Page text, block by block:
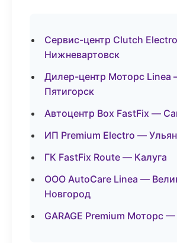
Сервис-центр Clutch
Нижневартовск
Дилер-центр Моторс Linea
Пятигорск
Автоцентр Box FastFix —
ИП Premium Electro —
ГК FastFix Route — Калуга
ООО AutoCare Linea —
Новгород
GARAGE Premium Моторс